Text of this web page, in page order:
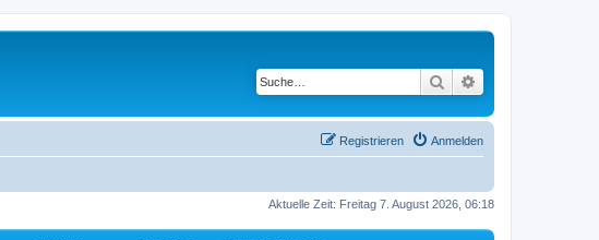
Suche
Anmelden
Registrieren
Aktuelle Zeit: Freitag 7. August 2026, 06:18